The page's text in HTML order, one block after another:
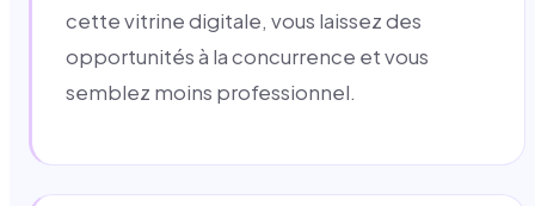
cette vitrine digitale, vous laissez des
opportunités à la concurrence et vous
semblez moins professionnel.